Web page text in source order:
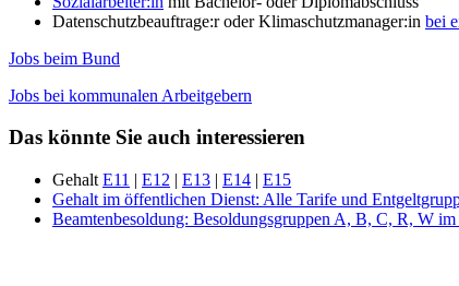
Datenschutzbeauftrage:r oder Klimaschutzmanager:in bei
Jobs beim Bund
Jobs bei kommunalen Arbeitgebern
Das könnte Sie auch interessieren
Gehalt E11 | E12 | E13 | E14 | E15
Gehalt im öffentlichen Dienst: Alle Tarife und
Beamtenbesoldung: Besoldungsgruppen A, B, C, R, W